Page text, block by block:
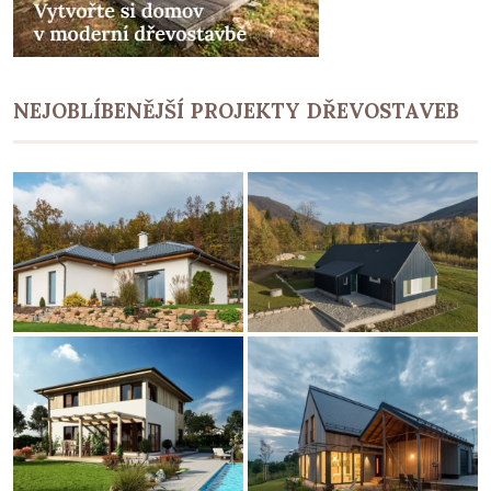
NEJOBLÍBENĚJŠÍ PROJEKTY DŘEVOSTAVEB